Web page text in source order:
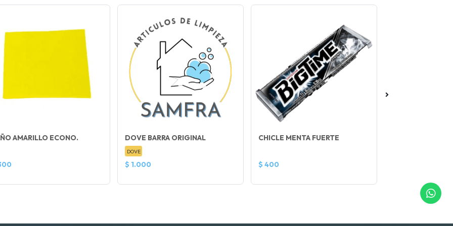
AMARILLO ECONO. DOVE BARRA ORIGINAL
DOVE
$ 1.000
CHICLE MENTA FUERTE
$ 400